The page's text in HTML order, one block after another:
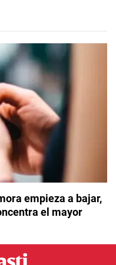
empieza a bajar,
el mayor